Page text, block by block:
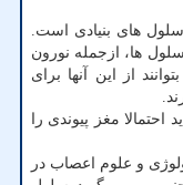
های بنیادی است.
ها، ازجمله نورون
از این آنها برای
مغز پیوندی را
و علوم اعصاب در